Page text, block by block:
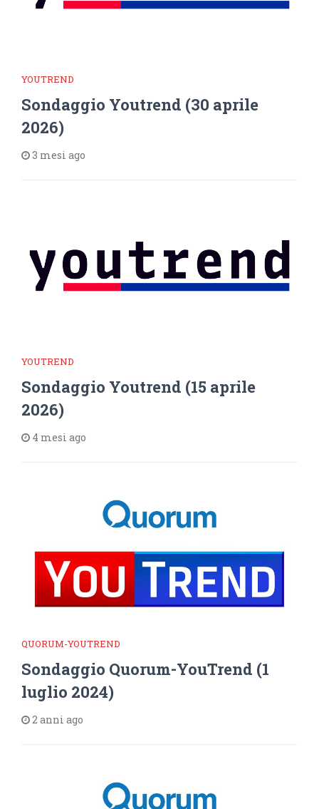
YOUTREND
Sondaggio Youtrend (30 aprile
2026)
3 mesi ago
YOUTREND
Sondaggio Youtrend (15 aprile
2026)
4 mesi ago
QUORUM-YOUTREND
Sondaggio Quorum-YouTrend (1
luglio 2024)
2 anni ago